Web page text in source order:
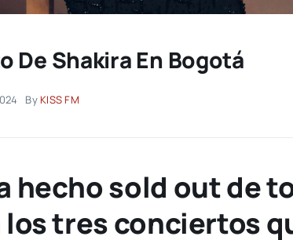
De Shakira En Bogotá
By KISS FM
hecho sold out de
tres conciertos